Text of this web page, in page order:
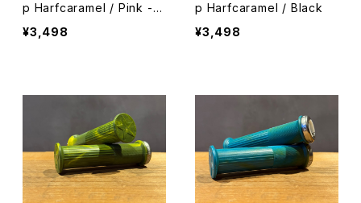
p Harfcaramel / Pink - B
lue
¥3,498
p Harfcaramel / Black
¥3,498